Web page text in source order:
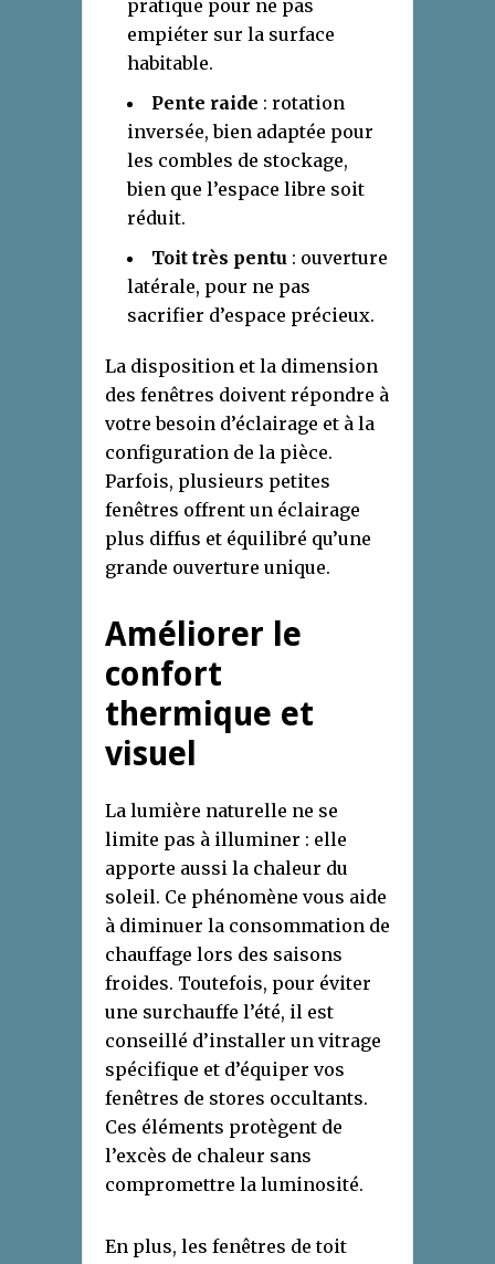
pratique pour ne pas
empiéter sur la surface
habitable.
Pente raide : rotation
inversée, bien adaptée pour
les combles de stockage,
bien que l’espace libre soit
réduit.
Toit très pentu : ouverture
latérale, pour ne pas
sacrifier d’espace précieux.
La disposition et la dimension
des fenêtres doivent répondre à
votre besoin d’éclairage et à la
configuration de la pièce.
Parfois, plusieurs petites
fenêtres offrent un éclairage
plus diffus et équilibré qu’une
grande ouverture unique.
Améliorer le
confort
thermique et
visuel
La lumière naturelle ne se
limite pas à illuminer : elle
apporte aussi la chaleur du
soleil. Ce phénomène vous aide
à diminuer la consommation de
chauffage lors des saisons
froides. Toutefois, pour éviter
une surchauffe l’été, il est
conseillé d’installer un vitrage
spécifique et d’équiper vos
fenêtres de stores occultants.
Ces éléments protègent de
l’excès de chaleur sans
compromettre la luminosité.
En plus, les fenêtres de toit